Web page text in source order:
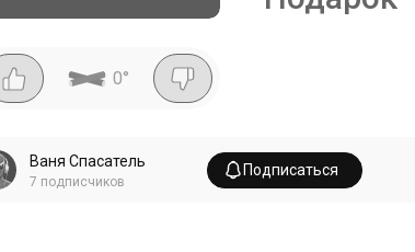
0°
Ваня Спасатель
7 подписчиков
Подписаться